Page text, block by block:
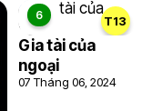
T13
Gia tài của
ngoại
07 Tháng 06, 2024